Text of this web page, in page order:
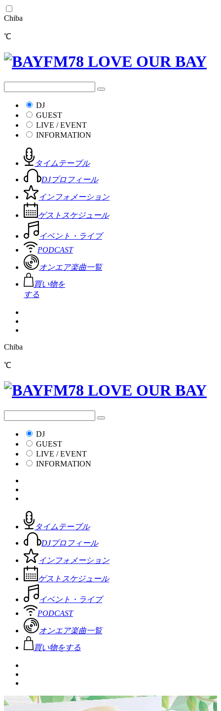
Chiba
℃
DJ
GUEST
LIVE / EVENT
INFORMATION
タイムテーブル
DJプロフィール
インフォメーション
ゲストスケジュール
イベント・ライブ
PODCAST
オンエア楽曲一覧
買い物を
する
Chiba
℃
DJ
GUEST
LIVE / EVENT
INFORMATION
タイムテーブル
DJプロフィール
インフォメーション
ゲストスケジュール
イベント・ライブ
PODCAST
オンエア楽曲一覧
買い物をする